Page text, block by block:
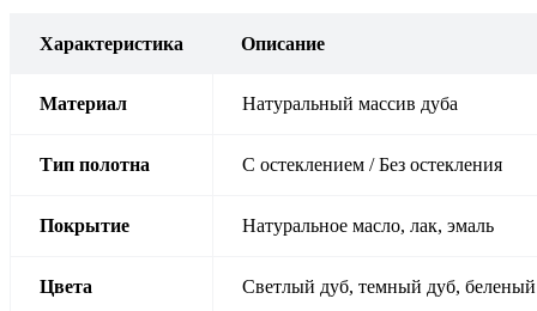
Характеристика Описание
Материал Натуральный массив дуба
Тип полотна С остеклением / Без остекления
Покрытие Натуральное масло, лак, эмаль
Цвета
Светлый дуб, темный дуб, беленый